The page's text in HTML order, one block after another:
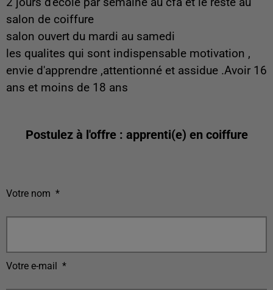
salon de coiffure
salon ouvert du mardi au samedi
les qualites qui sont indispensable motivation ,
envie d'apprendre ,attentionné et assidue .Avoir 16
ans et moins de 18 ans
Postulez à l'offre : apprenti(e) en coiffure
Votre nom *
Votre e-mail *